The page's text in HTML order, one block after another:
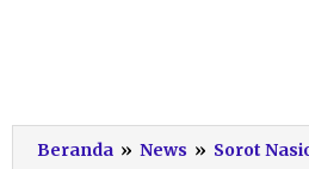
Beranda » News » Sorot